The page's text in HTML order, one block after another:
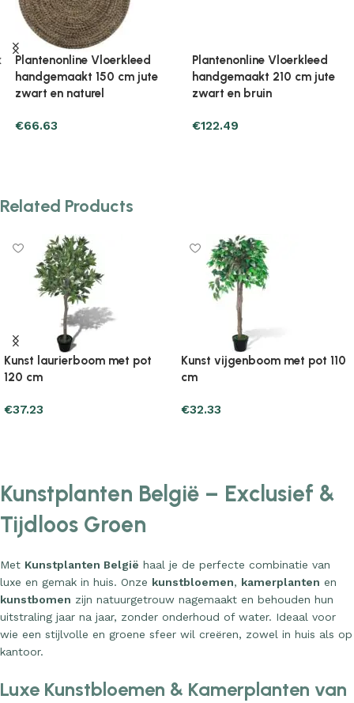
Plantenonline Vloerkleed
handgemaakt 210 cm jute
zwart en bruin
122.49
Plantenonline Vloerkleed
handgemaakt 80×160 cm jute
naturel
55.85
Related Products
Kunst laurierboom met pot
120 cm
€37.23
Kunst vijgenboom met pot 110
cm
€32.33
Kunstplanten België – Exclusief &
Tijdloos Groen
Met Kunstplanten België haal je de perfecte combinatie van
luxe en gemak in huis. Onze kunstbloemen, kamerplanten en
kunstbomen zijn natuurgetrouw nagemaakt en behouden hun
uitstraling jaar na jaar, zonder onderhoud of water. Ideaal voor
wie een stijlvolle en groene sfeer wil creëren, zowel in huis als op
kantoor.
Luxe Kunstbloemen & Kamerplanten van